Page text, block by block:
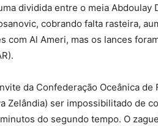
dividida entre o meia Abdoulay
cobrando falta rasteira,
com Al Ameri, mas os lances
da Confederação Oceânica de
Zelândia) ser impossibilitado de
do segundo tempo. O